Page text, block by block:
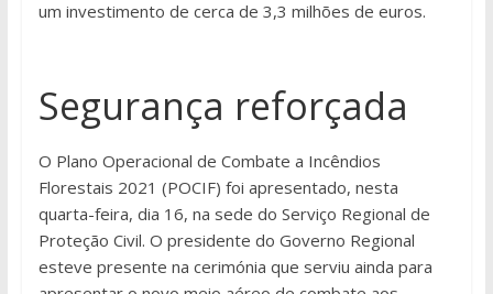
um investimento de cerca de 3,3 milhões de euros.
Segurança reforçada
O Plano Operacional de Combate a Incêndios
Florestais 2021 (POCIF) foi apresentado, nesta
quarta-feira, dia 16, na sede do Serviço Regional de
Proteção Civil. O presidente do Governo Regional
esteve presente na cerimónia que serviu ainda para